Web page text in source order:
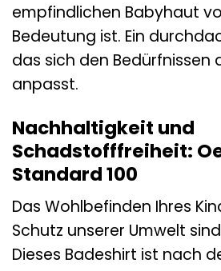
empfindlichen Babyhaut
Bedeutung ist. Ein
das sich den Bedürfnissen
anpasst.
Nachhaltigkeit und
Schadstofffreiheit:
Standard 100
Das Wohlbefinden Ihres
Schutz unserer Umwelt
Dieses Badeshirt ist nach